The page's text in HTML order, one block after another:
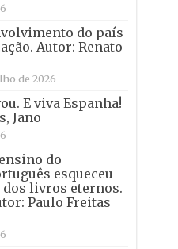
do país
Autor: Renato
de 2026
E viva Espanha!
Jano
do
esqueceu-
dos livros eternos.
Paulo Freitas